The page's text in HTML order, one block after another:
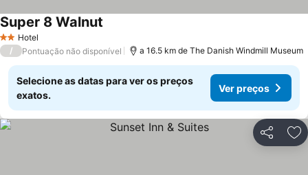
2 Estrelas
Hotel
Super 8 Walnut
/ Pontuação não disponível a 16.5 km de The Danish Windmill Museum
Selecione as datas para ver os preços
exatos.
Ver preços
Partilhar